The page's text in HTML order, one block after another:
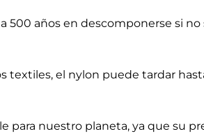
500 años en descomponerse si
el nylon puede tardar
nuestro planeta, ya que su